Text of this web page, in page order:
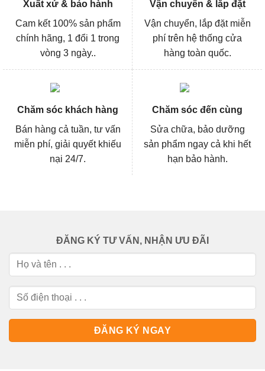
Xuất xứ & bảo hành
Cam kết 100% sản phẩm
chính hãng, 1 đổi 1 trong
vòng 3 ngày..
Vận chuyển & lắp đặt
Vận chuyển, lắp đặt miễn
phí trên hệ thống cửa
hàng toàn quốc.
Chăm sóc khách hàng
Bán hàng cả tuần, tư vấn
miễn phí, giải quyết khiếu
nại 24/7.
Chăm sóc đến cùng
Sửa chữa, bảo dưỡng
sản phẩm ngay cả khi hết
hạn bảo hành.
ĐĂNG KÝ TƯ VẤN, NHẬN ƯU ĐÃI